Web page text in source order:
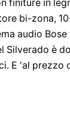
finiture in
bi-zona,
audio
Silverado è
E 'al prezzo